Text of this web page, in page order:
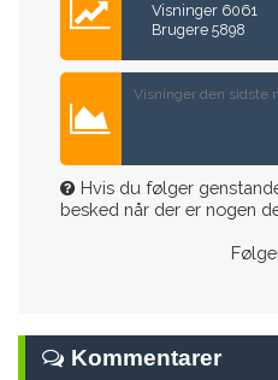
Visninger 6061
Brugere 5898
Visninger den sidste
Hvis du følger
besked når der er nogen
Kommentarer